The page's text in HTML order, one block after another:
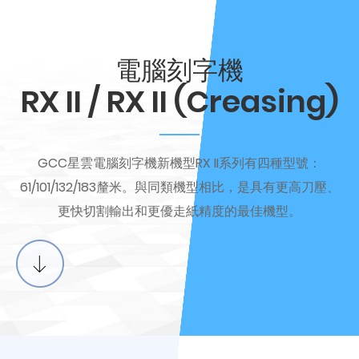
電腦刻字機
RX II / RX II (Creasing)
GCC星雲電腦刻字機新機型RX II系列有四種型號：
61/101/132/183釐米。與同類機型相比，是具有更高刀壓、
更快切割輸出和更優走紙精度的最佳機型。